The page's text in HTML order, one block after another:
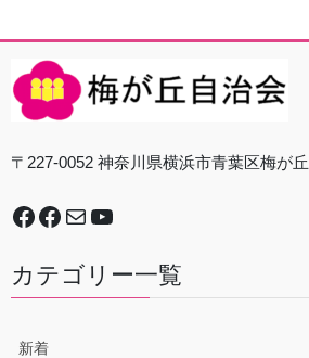
〒227-0052 神奈川県横浜市青葉区梅が丘
Facebook
谷本中学校地域防災拠点運営委員会MailYouTube
カテゴリー一覧
新着